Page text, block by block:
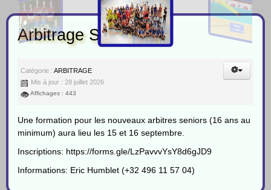
Arbitrage Senior
Catégorie : ARBITRAGE
Mis à jour : 28 juillet 2026
Affichages : 443
Une formation pour les nouveaux arbitres seniors (16 ans au
minimum) aura lieu les 15 et 16 septembre.
Inscriptions: https://forms.gle/LzPavvvYsY8d6gJD9
Informations: Eric Humblet (+32 496 11 57 04)